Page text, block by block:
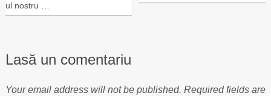
ul nostru …
Lasă un comentariu
Your email address will not be published. Required fields are